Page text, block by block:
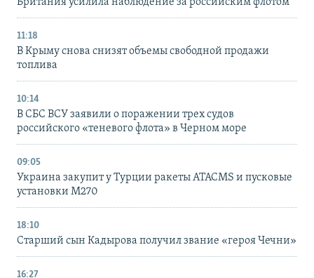
Британия усилила наблюдение за российским флотом
11:18
В Крыму снова снизят объемы свободной продажи
топлива
10:14
В СБС ВСУ заявили о поражении трех судов
российского «теневого флота» в Черном море
09:05
Украина закупит у Турции ракеты ATACMS и пусковые
установки M270
18:10
Старший сын Кадырова получил звание «героя Чечни»
16:27